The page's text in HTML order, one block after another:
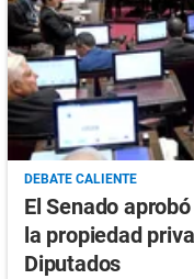
DEBATE CALIENTE
El Senado
la propiedad
Diputados